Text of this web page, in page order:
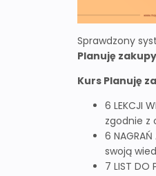
Sprawdzony
Planuję
Kurs Planuję
6 LEKCJI
zgodnie
6
swoją
7 LIST